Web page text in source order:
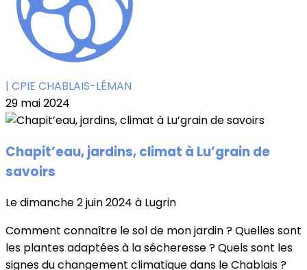
| CPIE CHABLAIS-LÉMAN
29 mai 2024
Chapit’eau, jardins, climat à Lu’grain de
savoirs
Le dimanche 2 juin 2024 à Lugrin
Comment connaître le sol de mon jardin ? Quelles sont
les plantes adaptées à la sécheresse ? Quels sont les
signes du changement climatique dans le Chablais ?